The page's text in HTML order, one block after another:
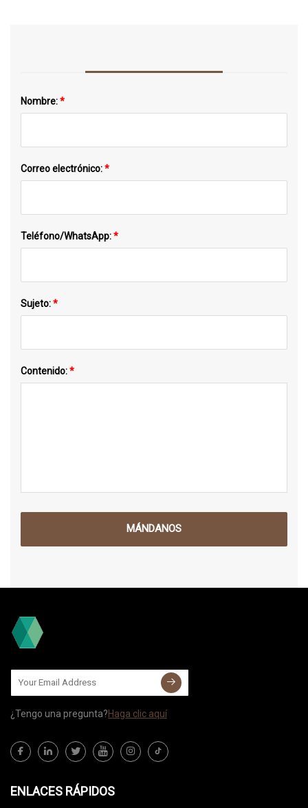
Nombre:*
Correo electrónico:*
Teléfono/WhatsApp:*
Sujeto:*
Contenido:*
MÁNDANOS
¿Tengo una pregunta?Haga clic aquí
ENLACES RÁPIDOS